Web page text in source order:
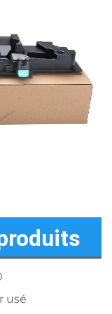
usé